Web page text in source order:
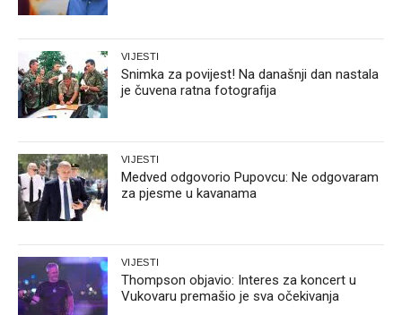
VIJESTI
Snimka za povijest! Na današnji dan nastala
je čuvena ratna fotografija
VIJESTI
Medved odgovorio Pupovcu: Ne odgovaram
za pjesme u kavanama
VIJESTI
Thompson objavio: Interes za koncert u
Vukovaru premašio je sva očekivanja